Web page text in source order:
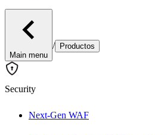
Main menu
/ Productos
Security
Next-Gen WAF